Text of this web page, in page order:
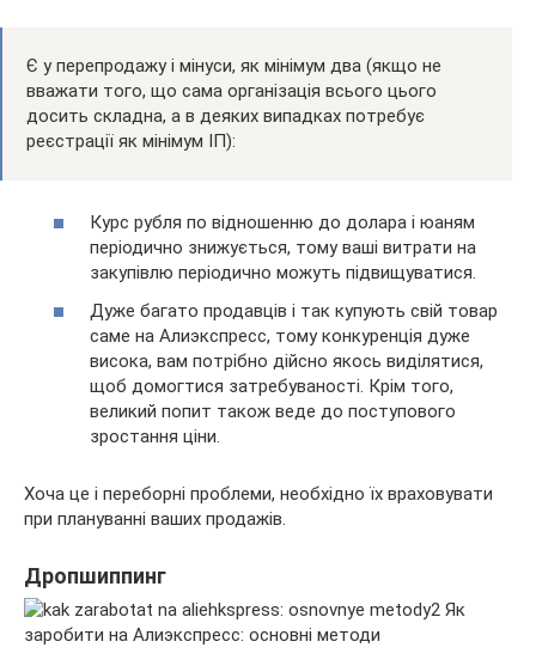
Є у перепродажу і мінуси, як мінімум два (якщо не
вважати того, що сама організація всього цього
досить складна, а в деяких випадках потребує
реєстрації як мінімум ІП):
Курс рубля по відношенню до долара і юаням
періодично знижується, тому ваші витрати на
закупівлю періодично можуть підвищуватися.
Дуже багато продавців і так купують свій товар
саме на Алиэкспресс, тому конкуренція дуже
висока, вам потрібно дійсно якось виділятися,
щоб домогтися затребуваності. Крім того,
великий попит також веде до поступового
зростання ціни.
Хоча це і переборні проблеми, необхідно їх враховувати
при плануванні ваших продажів.
Дропшиппинг